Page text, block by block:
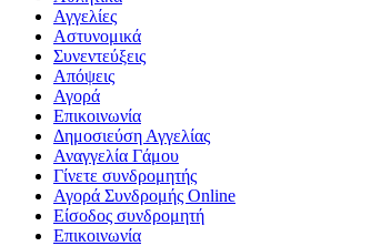
Αγγελίες
Αστυνομικά
Συνεντεύξεις
Απόψεις
Αγορά
Επικοινωνία
Δημοσιεύση Αγγελίας
Αναγγελία Γάμου
Γίνετε συνδρομητής
Αγορά Συνδρομής Online
Είσοδος συνδρομητή
Επικοινωνία